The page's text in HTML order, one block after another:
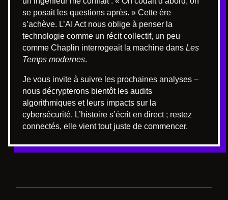
se posait les questions après. » Cette ère
s’achève. L’AI Act nous oblige à penser la
technologie comme un récit collectif, un peu
comme Chaplin interrogeait la machine dans Les
Temps modernes.
Je vous invite à suivre les prochaines analyses –
nous décrypterons bientôt les audits
algorithmiques et leurs impacts sur la
cybersécurité. L’histoire s’écrit en direct ; restez
connectés, elle vient tout juste de commencer.